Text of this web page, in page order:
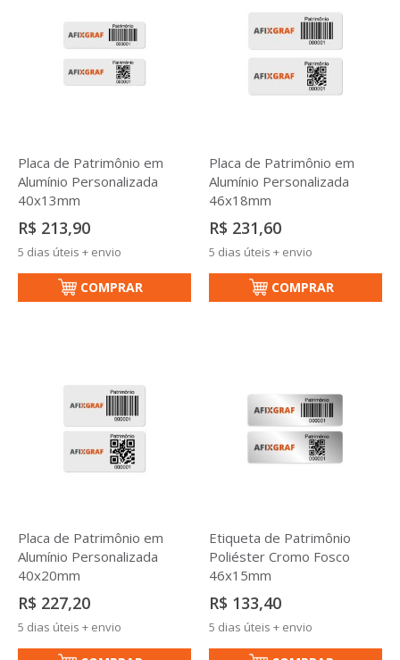
Placa de Patrimônio em
Alumínio Personalizada
40x13mm
R$ 213,90
5 dias úteis + envio
COMPRAR
Placa de Patrimônio em
Alumínio Personalizada
46x18mm
R$ 231,60
5 dias úteis + envio
COMPRAR
Placa de Patrimônio em
Alumínio Personalizada
40x20mm
R$ 227,20
5 dias úteis + envio
Etiqueta de Patrimônio
Poliéster Cromo Fosco
46x15mm
R$ 133,40
5 dias úteis + envio